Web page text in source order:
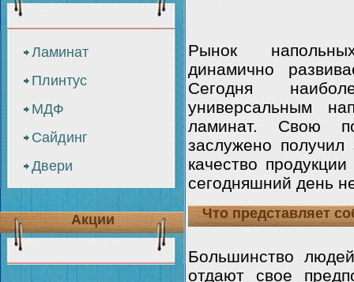
Ламинат
Плинтус
МДФ
Сайдинг
Двери
Акции
Рынок
динамично
Сегодня
универсальным
ламинат. Свою
заслужено
качество
сегодняшний день
Что представляет
Большинство
отдают свое